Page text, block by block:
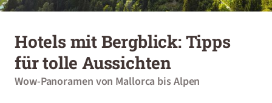
Hotels mit Bergblick: Tipps
für tolle Aussichten
Wow-Panoramen von Mallorca bis Alpen